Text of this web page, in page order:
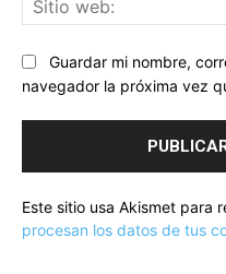
Guardar mi nombre,
navegador la próxima vez
Este sitio usa Akismet para
procesan los datos de tus